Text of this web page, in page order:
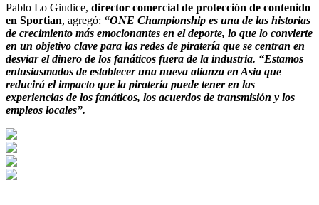
Pablo Lo Giudice, director comercial de protección de contenido
en Sportian, agregó: “ONE Championship es una de las historias
de crecimiento más emocionantes en el deporte, lo que lo convierte
en un objetivo clave para las redes de piratería que se centran en
desviar el dinero de los fanáticos fuera de la industria. “Estamos
entusiasmados de establecer una nueva alianza en Asia que
reducirá el impacto que la piratería puede tener en las
experiencias de los fanáticos, los acuerdos de transmisión y los
empleos locales”.